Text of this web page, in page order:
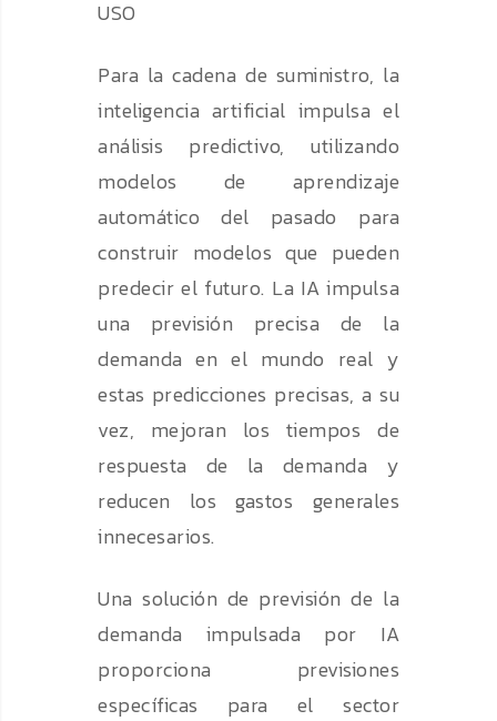
USO
Para la cadena de suministro, la
inteligencia artificial impulsa el
análisis predictivo, utilizando
modelos de aprendizaje
automático del pasado para
construir modelos que pueden
predecir el futuro. La IA impulsa
una previsión precisa de la
demanda en el mundo real y
estas predicciones precisas, a su
vez, mejoran los tiempos de
respuesta de la demanda y
reducen los gastos generales
innecesarios.
Una solución de previsión de la
demanda impulsada por IA
proporciona previsiones
específicas para el sector